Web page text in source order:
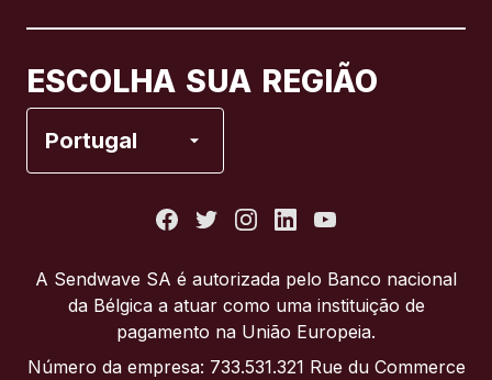
ESCOLHA SUA REGIÃO
Portugal
Itália
A Sendwave SA é autorizada pelo Banco nacional
da Bélgica a atuar como uma instituição de
pagamento na União Europeia.
Número da empresa: 733.531.321 Rue du Commerce